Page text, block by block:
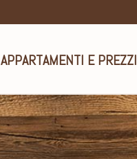
APPARTAMENTI E PREZZI